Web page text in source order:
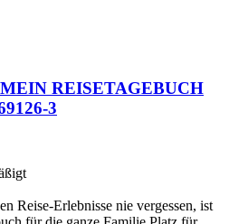
REISETAGEBUCH
3
Reise-Erlebnisse nie vergessen, ist